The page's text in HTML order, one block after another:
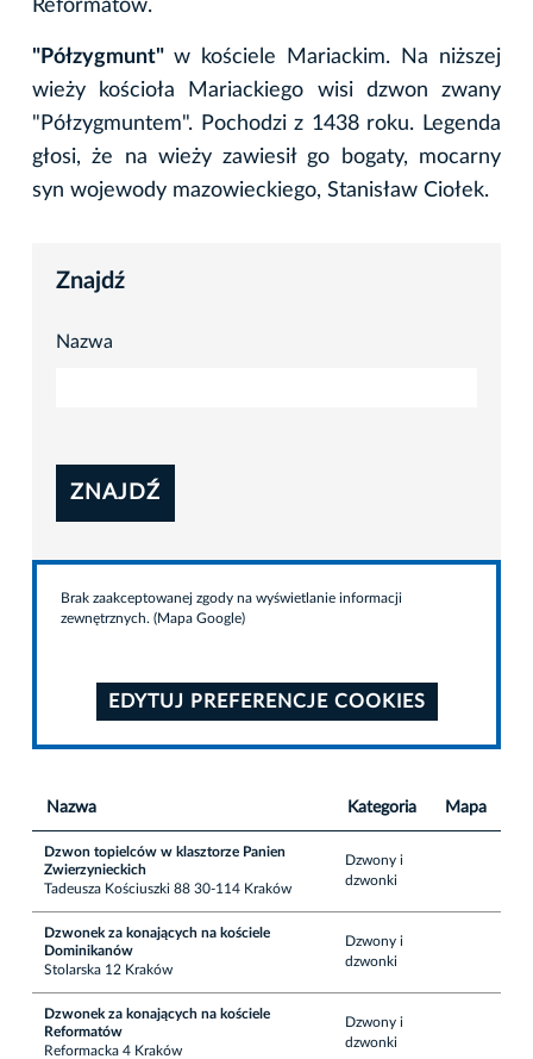
Reformatów.
"Półzygmunt" w kościele Mariackim. Na niższej
wieży kościoła Mariackiego wisi dzwon zwany
"Półzygmuntem". Pochodzi z 1438 roku. Legenda
głosi, że na wieży zawiesił go bogaty, mocarny
syn wojewody mazowieckiego, Stanisław Ciołek.
Znajdź
Nazwa
ZNAJDŹ
Brak zaakceptowanej zgody na wyświetlanie informacji
zewnętrznych. (Mapa Google)
EDYTUJ PREFERENCJE COOKIES
Nazwa Kategoria Mapa
Dzwon topielców w klasztorze Panien
Zwierzynieckich
Tadeusza Kościuszki 88 30-114 Kraków
Dzwony i
dzwonki
Dzwonek za konających na kościele
Dominikanów
Stolarska 12 Kraków
Dzwony i
dzwonki
Dzwonek za konających na kościele
Reformatów
Reformacka 4 Kraków
Dzwony i
dzwonki